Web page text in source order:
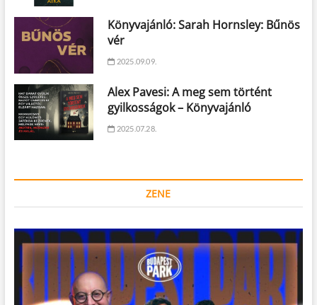
Könyvajánló: Sarah Hornsley: Bűnös
vér
2025.09.09.
Alex Pavesi: A meg sem történt
gyilkosságok – Könyvajánló
2025.07.28.
ZENE